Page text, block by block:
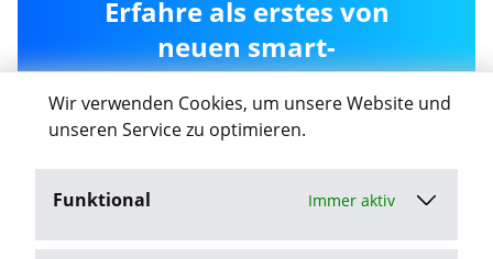
Wir verwenden Cookies, um unsere Website und
unseren Service zu optimieren.
Funktional Immer aktiv
Erfahre als erstes von
neuen smart-
recruiting.de Jobs in
Salzwedel